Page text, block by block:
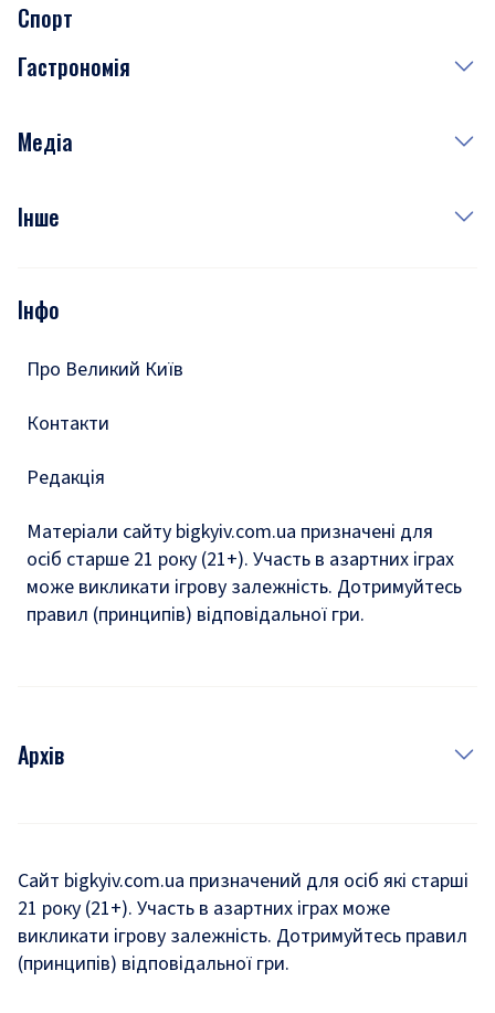
Завтра
Субота
Медицина
Краса
Спорт
Гастрономія
Рецепти
Медіа
Фото
Подкасти
Інше
Тести
Інфо
Про Великий Київ
Контакти
Редакція
Матеріали сайту bigkyiv.com.ua призначені для
осіб старше 21 року (21+). Участь в азартних іграх
може викликати ігрову залежність. Дотримуйтесь
правил (принципів) відповідальної гри.
Архів
Комуналка
Хроніки війни
Сайт bigkyiv.com.ua призначений для осіб які старші
21 року (21+). Участь в азартних іграх може
викликати ігрову залежність. Дотримуйтесь правил
(принципів) відповідальної гри.